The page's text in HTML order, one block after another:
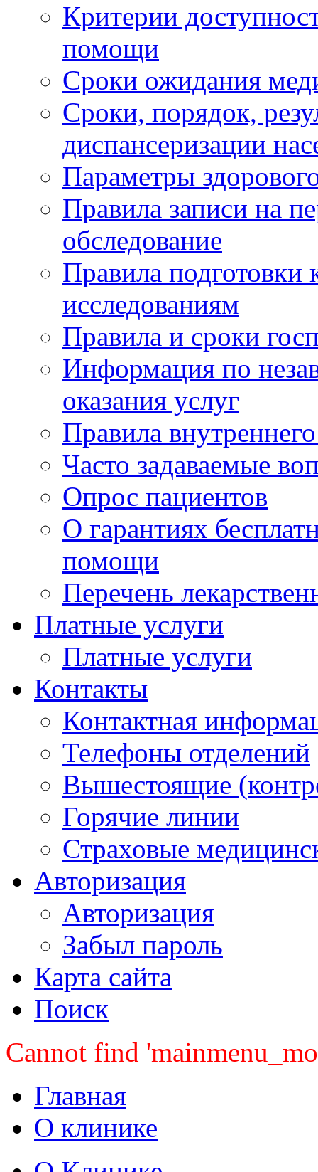
Критерии
помощи
Сроки ожидания
Сроки, порядок,
диспансеризации
Параметры
Правила записи на
обследование
Правила подготовки
исследованиям
Правила и сроки
Информация по
оказания услуг
Правила
Часто задаваемые
Опрос пациентов
О гарантиях
помощи
Перечень
Платные услуги
Платные услуги
Контакты
Контактная
Телефоны отделений
Вышестоящие
Горячие линии
Страховые
Авторизация
Авторизация
Забыл пароль
Карта сайта
Поиск
Cannot find
Главная
О клинике